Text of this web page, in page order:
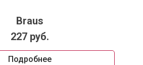
Braus
227 руб.
Подробнее